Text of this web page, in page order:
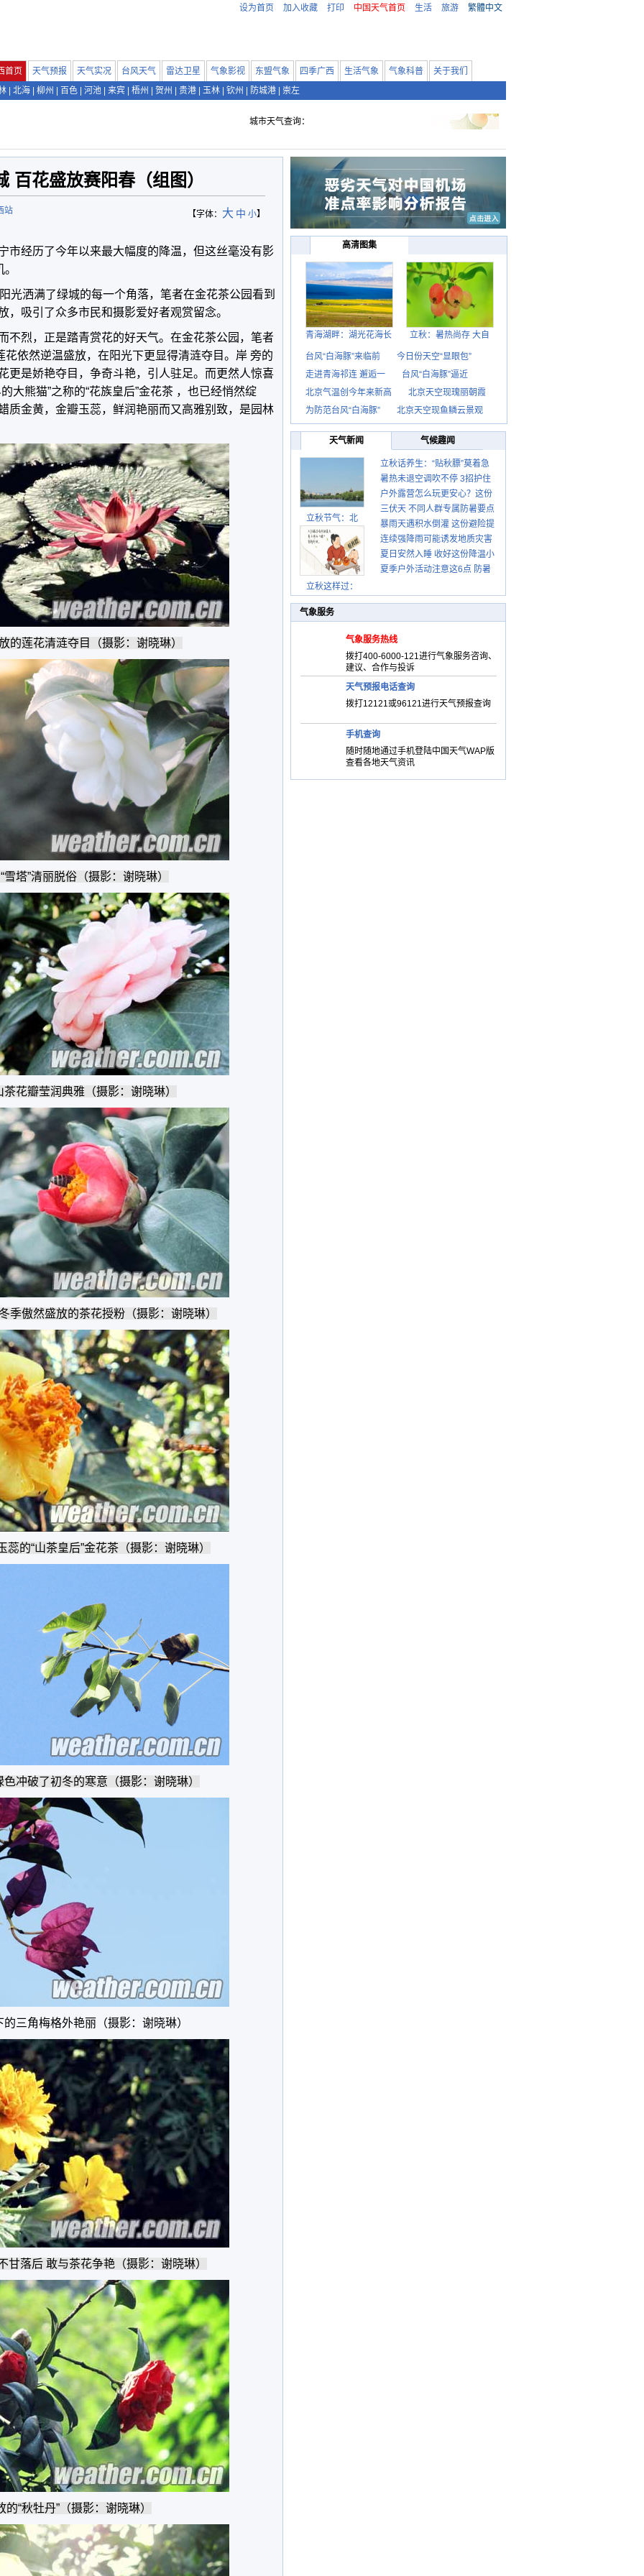
设为首页 加入收藏 打印 中国天气首页 生活 旅游 繁體中文
首页 天气预报 天气实况 台风天气 雷达卫星 气象影视 东盟气象 四季广西 生活气象 气象科普
关于我们
北海 柳州 百色 河池 来宾 梧州 贺州 贵港 玉林 钦州 防城港 崇左
城市天气查询：
百花盛放赛阳春（组图）
【字体： 大 中 小】
站
市经历了今年以来最大幅度的降温，但这丝毫没有影
光洒满了绿城的每一个角落，笔者在金花茶公园看到
，吸引了众多市民和摄影爱好者观赏留念。
不烈，正是踏青赏花的好天气。在金花茶公园，笔者
依然逆温盛放，在阳光下更显得清涟夺目。岸 旁的
更是娇艳夺目，争奇斗艳，引人驻足。而更然人惊喜
大熊猫”之称的“花族皇后”金花茶 ，也已经悄然绽
质金黄，金瓣玉蕊，鲜润艳丽而又高雅别致，是园林
的莲花清涟夺目（摄影：谢晓琳）
雪塔”清丽脱俗（摄影：谢晓琳）
茶花瓣莹润典雅（摄影：谢晓琳）
季傲然盛放的茶花授粉（摄影：谢晓琳）
蕊的“山茶皇后”金花茶（摄影：谢晓琳）
冲破了初冬的寒意（摄影：谢晓琳）
三角梅格外艳丽（摄影：谢晓琳）
甘落后 敢与茶花争艳（摄影：谢晓琳）
的“秋牡丹”（摄影：谢晓琳）
高清图集
青海湖畔：湖光花海长 立秋：暑热尚存 大自
台风“白海豚”来临前
今日份天空“显眼包”
走进青海祁连 邂逅一
台风“白海豚”逼近
北京气温创今年来新高
北京天空现瑰丽朝霞
为防范台风“白海豚”
北京天空现鱼鳞云景观
天气新闻 气候趣闻
立秋节气：北
立秋这样过：
立秋话养生：“贴秋膘”莫着急
先清暑再防燥
暑热未退空调吹不停 3招护住
肩颈不酸痛
户外露营怎么玩更安心？这份
攻略请收好
三伏天 不同人群专属防暑要点
请收好
暴雨天遇积水倒灌 这份避险提
示请收好
连续强降雨可能诱发地质灾害
这些前兆要知道
夏日安然入睡 收好这份降温小
贴士
夏季户外活动注意这6点 防暑
气象服务
气象服务热线
拨打400-6000-121进行气象服务咨询、
建议、合作与投诉
天气预报电话查询
拨打12121或96121进行天气预报查询
手机查询
随时随地通过手机登陆中国天气WAP版
查看各地天气资讯